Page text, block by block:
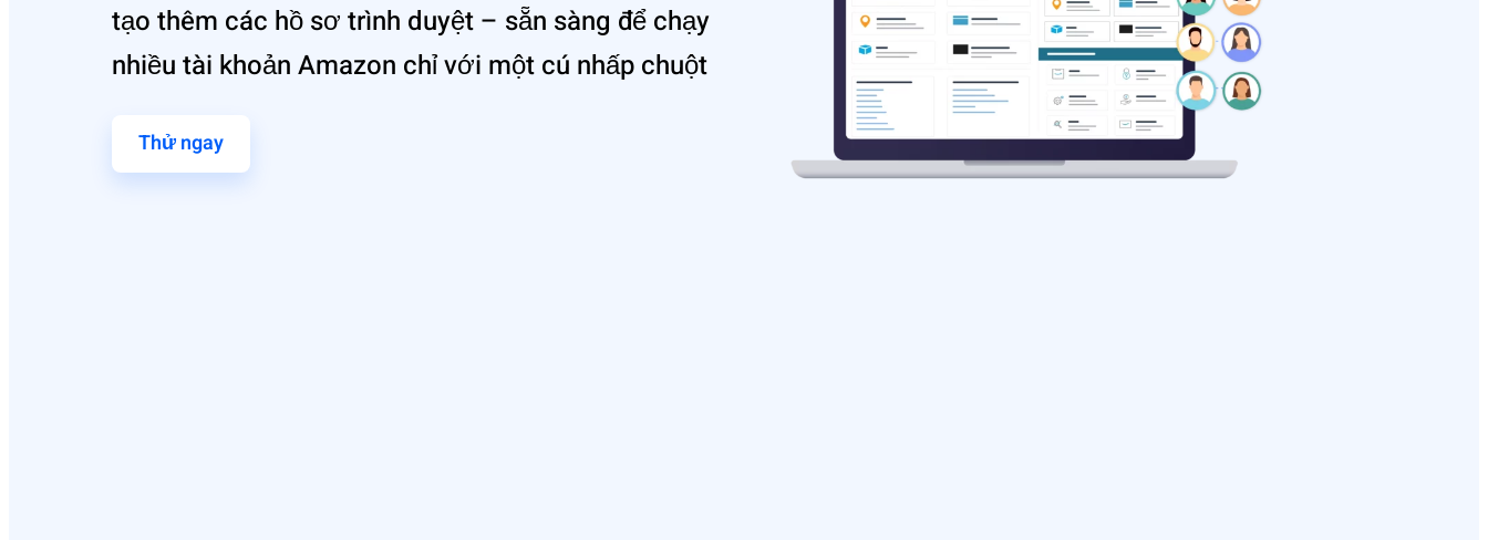
tạo thêm các hồ sơ trình duyệ‌t – sẵn sàng để chạy
nhiều tài khoản Amaz‌on chỉ với một cú nhấp chuột
Thử ngay